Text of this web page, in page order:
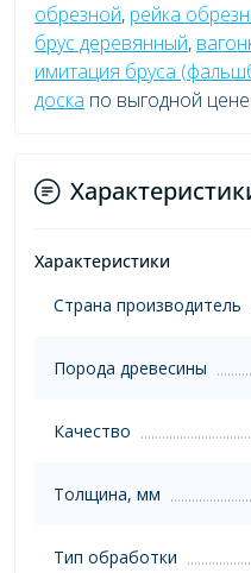
обрезной, рейка
брус деревянный,
имитация бруса
доска по выгодной цене.
Характеристики
Страна производитель
Порода древесины
Качество
Толщина, мм
Тип обработки